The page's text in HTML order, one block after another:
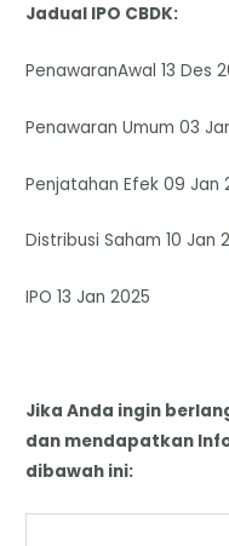
Jadual IPO CBDK:
PenawaranAwal 13 Des
Penawaran Umum 03
Penjatahan Efek 09 Jan
Distribusi Saham 10 Jan
IPO 13 Jan 2025
Jika Anda ingin
dan mendapatkan
dibawah ini: